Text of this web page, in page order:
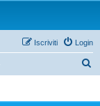
Login
Iscriviti